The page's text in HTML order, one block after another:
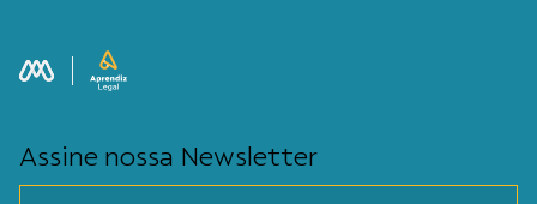
Assine nossa Newsletter